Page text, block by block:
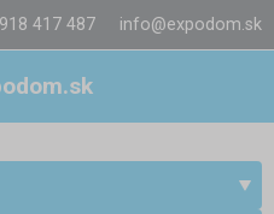
417 487 info@expodom.sk